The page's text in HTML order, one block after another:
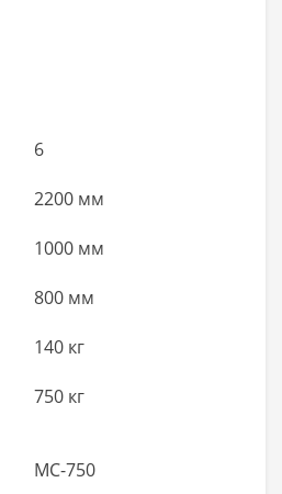
6
2200 мм
1000 мм
800 мм
140 кг
750 кг
МС-750